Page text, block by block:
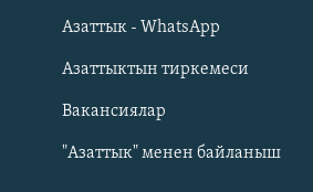
ОНЛАЙН ШЕРИНЕ
Азаттык - WhatsApp
Азаттыктын тиркемеси
Вакансиялар
"Азаттык" менен байланыш